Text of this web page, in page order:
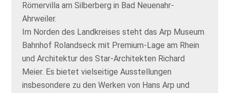
Römervilla am Silberberg in Bad Neuenahr-
Ahrweiler.
Im Norden des Landkreises steht das Arp Museum
Bahnhof Rolandseck mit Premium-Lage am Rhein
und Architektur des Star-Architekten Richard
Meier. Es bietet vielseitige Ausstellungen
insbesondere zu den Werken von Hans Arp und